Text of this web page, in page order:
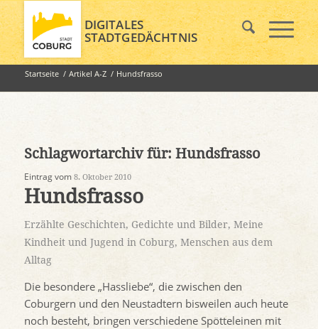
DIGITALES
STADTGEDÄCHTNIS
Startseite / Artikel A-Z / Hundsfrasso
Schlagwortarchiv für: Hundsfrasso
Eintrag vom 8. Oktober 2010
Hundsfrasso
Erzählte Geschichten, Gedichte und Bilder, Meine
Kindheit und Jugend in Coburg, Menschen aus dem
Alltag
Die besondere „Hassliebe“, die zwischen den
Coburgern und den Neustadtern bisweilen auch heute
noch besteht, bringen verschiedene Spötteleinen mit